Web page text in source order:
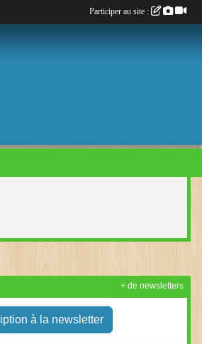
à la newsletter
+ de newsletters
Participer au site :